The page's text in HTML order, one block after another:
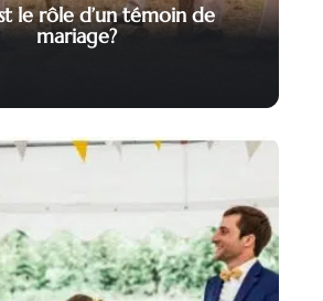
le rôle d’un témoin de
mariage?